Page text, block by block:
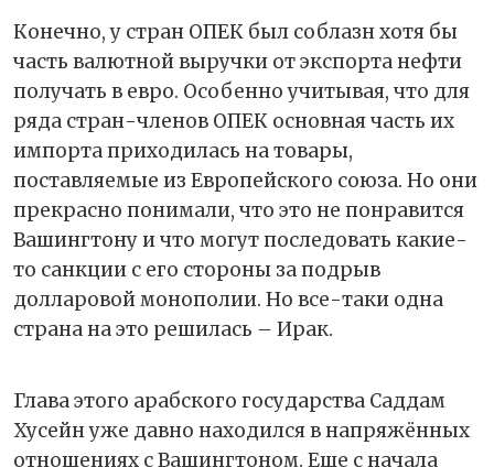
Конечно, у стран ОПЕК был соблазн хотя бы
часть валютной выручки от экспорта нефти
получать в евро. Особенно учитывая, что для
ряда стран-членов ОПЕК основная часть их
импорта приходилась на товары,
поставляемые из Европейского союза. Но они
прекрасно понимали, что это не понравится
Вашингтону и что могут последовать какие-
то санкции с его стороны за подрыв
долларовой монополии. Но все-таки одна
страна на это решилась – Ирак.
Глава этого арабского государства Саддам
Хусейн уже давно находился в напряжённых
отношениях с Вашингтоном. Еще с начала